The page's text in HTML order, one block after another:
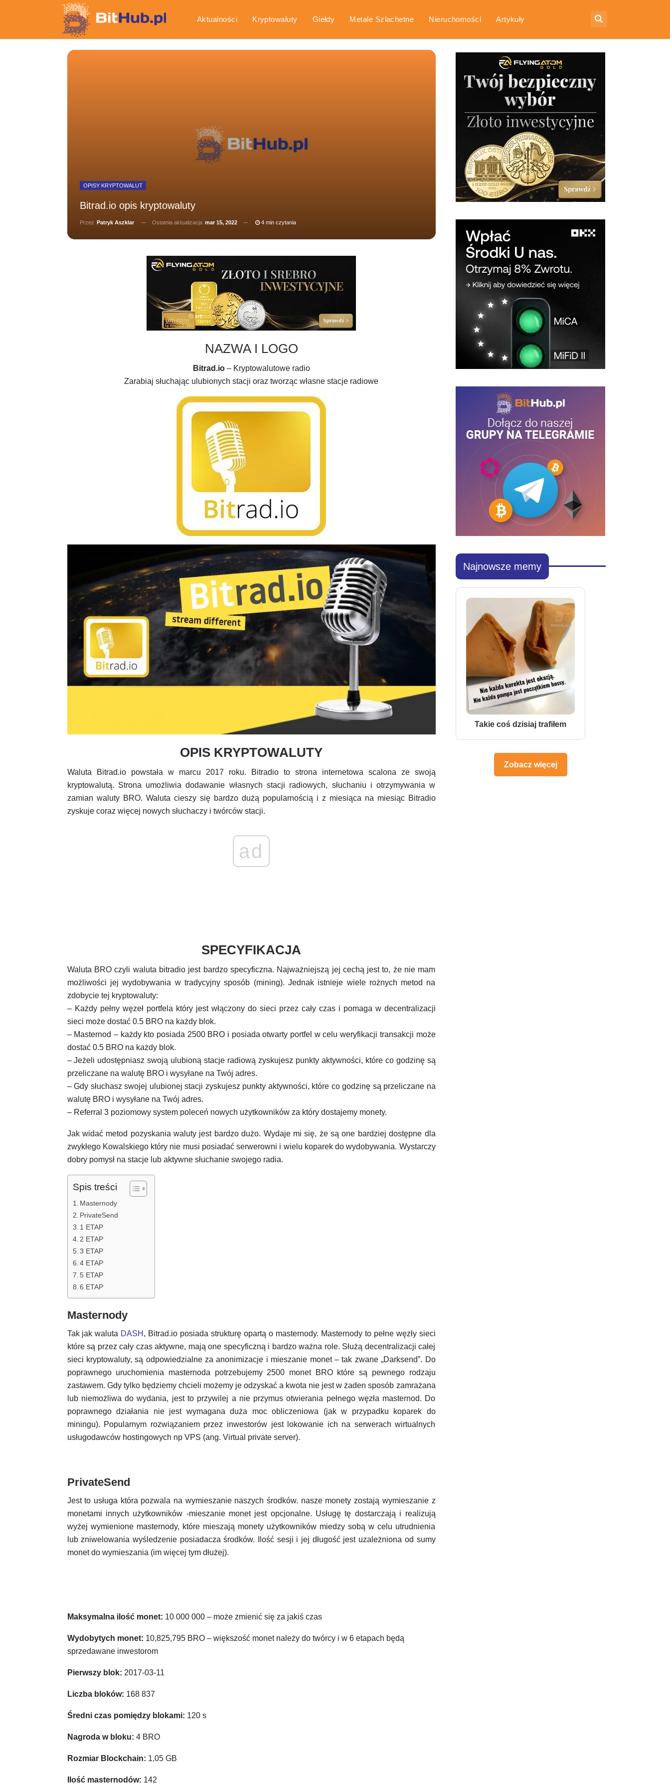
Aktualności Kryptowaluty Giełdy Metale Szlachetne Nieruchomości Artykuły
OPISY KRYPTOWALUT
Bitrad.io opis kryptowaluty
Przez Patryk Aszklar Ostatnia aktualizacja mar 15, 2022 4 min czytania
NAZWA I LOGO
Bitrad.io– Kryptowalutowe radio
Zarabiaj słuchając ulubionych stacji oraz tworząc własne stacje radiowe
OPIS KRYPTOWALUTY
Waluta Bitrad.io powstała w marcu 2017 roku. Bitradio to strona internetowa scalona ze swoją
kryptowalutą. Strona umożliwia dodawanie własnych stacji radiowych, słuchaniu i otrzymywania w
zamian waluty BRO. Waluta cieszy się bardzo dużą popularnością i z miesiąca na miesiąc Bitradio
zyskuje coraz więcej nowych słuchaczy i twórców stacji.
ad
SPECYFIKACJA
Waluta BRO czyli waluta bitradio jest bardzo specyficzna. Najważniejszą jej cechą jest to, że nie mam
możliwości jej wydobywania w tradycyjny sposób (mining). Jednak istnieje wiele rożnych metod na
zdobycie tej kryptowaluty:
– Każdy pełny węzeł portfela który jest włączony do sieci przez cały czas i pomaga w decentralizacji
sieci może dostać 0.5 BRO na każdy blok.
– Masternod – każdy kto posiada 2500 BRO i posiada otwarty portfel w celu weryfikacji transakcji może
dostać 0.5 BRO na każdy blok.
– Jeżeli udostępniasz swoją ulubioną stacje radiową zyskujesz punkty aktywności, które co godzinę są
przeliczane na walutę BRO i wysyłane na Twój adres.
– Gdy słuchasz swojej ulubionej stacji zyskujesz punkty aktywności, które co godzinę są przeliczane na
walutę BRO i wysyłane na Twój adres.
– Referral 3 poziomowy system poleceń nowych użytkowników za który dostajemy monety.
Jak widać metod pozyskania waluty jest bardzo dużo. Wydaje mi się, że są one bardziej dostępne dla
zwykłego Kowalskiego który nie musi posiadać serwerowni i wielu koparek do wydobywania. Wystarczy
dobry pomysł na stacje lub aktywne słuchanie swojego radia.
Spis treści
Masternody
PrivateSend
1 ETAP
2 ETAP
3 ETAP
4 ETAP
5 ETAP
6 ETAP
Masternody
Tak jak waluta DASH , Bitrad.io posiada strukturę opartą o masternody. Masternody to pełne węzły sieci
które są przez cały czas aktywne, mają one specyficzną i bardzo ważna role. Służą decentralizacji całej
sieci kryptowaluty, są odpowiedzialne za anonimizacje i mieszanie monet – tak zwane „Darksend”. Do
poprawnego uruchomienia masternoda potrzebujemy 2500 monet BRO które są pewnego rodzaju
zastawem. Gdy tylko będziemy chcieli możemy je odzyskać a kwota nie jest w żaden sposób zamrażana
lub niemożliwa do wydania, jest to przywilej a nie przymus otwierania pełnego węzła masternod. Do
poprawnego działania nie jest wymagana duża moc obliczeniowa (jak w przypadku koparek do
miningu). Popularnym rozwiązaniem przez inwestorów jest lokowanie ich na serwerach wirtualnych
usługodawców hostingowych np VPS (ang. Virtual private server).
PrivateSend
Jest to usługa która pozwala na wymieszanie naszych środków. nasze monety zostają wymieszanie z
monetami innych użytkowników -mieszanie monet jest opcjonalne. Usługę tę dostarczają i realizują
wyżej wymienione masternody, które mieszają monety użytkowników miedzy sobą w celu utrudnienia
lub zniwelowania wyśledzenie posiadacza środków. Ilość sesji i jej długość jest uzależniona od sumy
monet do wymieszania (im więcej tym dłużej).
Maksymalna ilość monet: 10 000 000 – może zmienić się za jakiś czas
Wydobytych monet: 10,825,795 BRO – większość monet należy do twórcy i w 6 etapach będą
sprzedawane inwestorom
Pierwszy blok: 2017-03-11
Liczba bloków: 168 837
Średni czas pomiędzy blokami: 120 s
Nagroda w bloku: 4 BRO
Rozmiar Blockchain: 1,05 GB
Ilość masternodów: 142
Najnowsze memy
Takie coś dzisiaj trafiłem
Zobacz więcej